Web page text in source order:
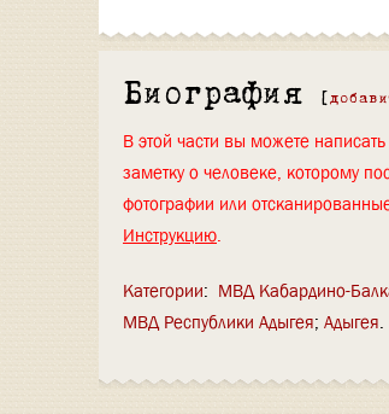
Биография [
В этой части вы можете
заметку о человеке, которому
фотографии или
Инструкцию.
Категории: МВД Кабардино-
МВД Республики Адыгея Адыгея